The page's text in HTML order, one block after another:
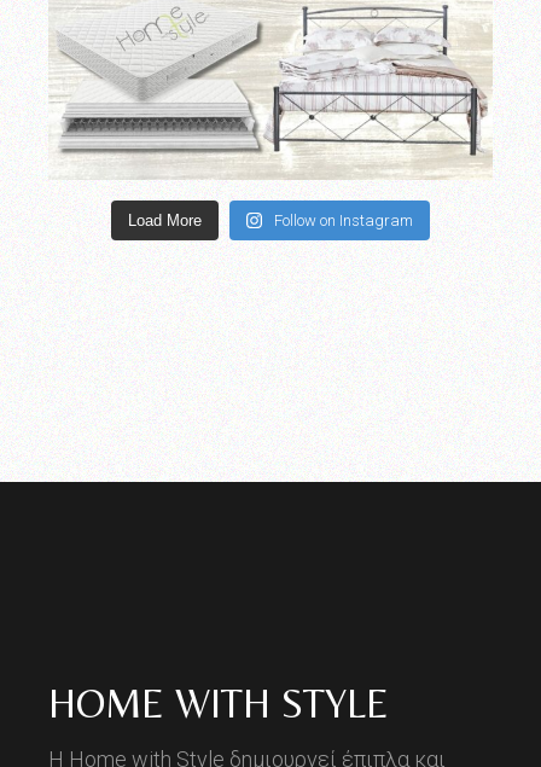
Load More Follow on Instagram
HOME WITH STYLE
Η Home with Style δημιουργεί έπιπλα και